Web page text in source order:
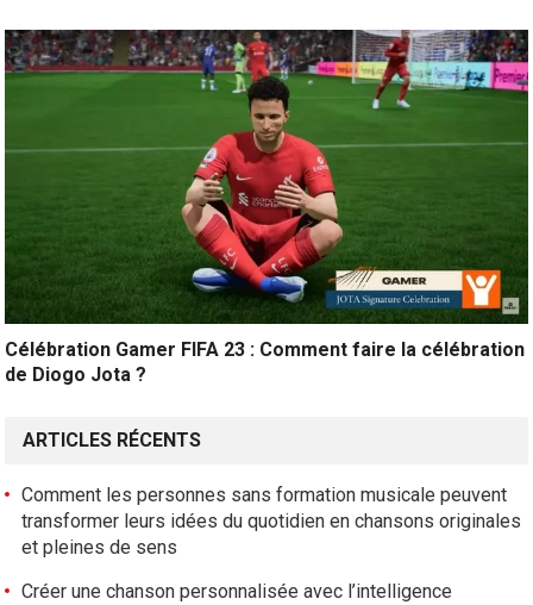
Célébration Gamer FIFA 23 : Comment faire la célébration
de Diogo Jota ?
ARTICLES RÉCENTS
Comment les personnes sans formation musicale peuvent
transformer leurs idées du quotidien en chansons originales
et pleines de sens
Créer une chanson personnalisée avec l’intelligence